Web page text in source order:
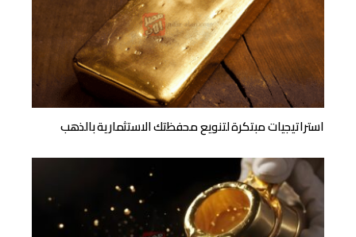
استراتيجيات مبتكرة لتنويع محفظتك الاستثمارية بالذهب